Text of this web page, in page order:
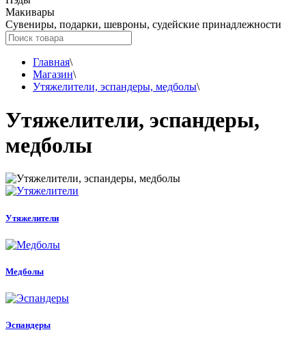
Макивары
Сувениры, подарки, шевроны, судейские принадлежности
Главная\
Магазин\
Утяжелители, эспандеры, медболы\
Утяжелители, эспандеры,
медболы
Утяжелители
Медболы
Эспандеры